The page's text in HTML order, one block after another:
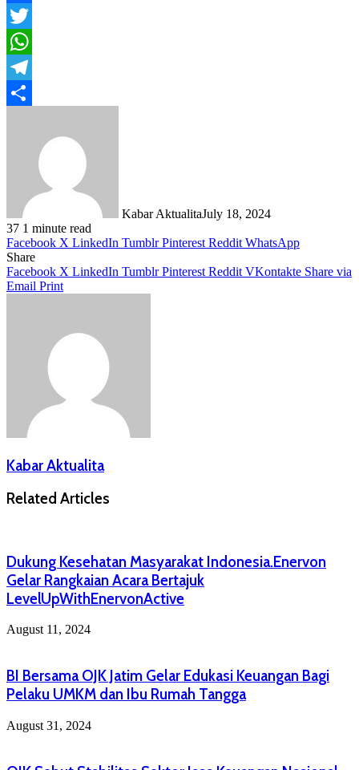
Facebook
Twitter
WhatsApp
Telegram
Kabar AktualitaJuly 18, 2024
37 1 minute read
Facebook X LinkedIn Tumblr Pinterest Reddit WhatsApp
Share
Facebook X LinkedIn Tumblr Pinterest Reddit VKontakte Share via
Email Print
Kabar Aktualita
Related Articles
Dukung Kesehatan Masyarakat Indonesia.Enervon
Gelar Rangkaian Acara Bertajuk
LevelUpWithEnervonActive
August 11, 2024
BI Bersama OJK Jatim Gelar Edukasi Keuangan Bagi
Pelaku UMKM dan Ibu Rumah Tangga
August 31, 2024